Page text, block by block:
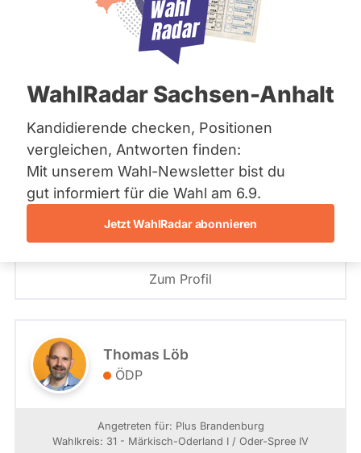
Bremen
Hamburg
Mecklenburg-Vorpommern
Nordrhein-Westfalen
Saarland
Sachsen
Sachsen-Anhalt
Schleswig-Holstein
Thüringen
WahlRadar Sachsen-Anhalt
Kandidierende checken, Positionen
vergleichen, Antworten finden:
Mit unserem Wahl-Newsletter bist du
gut informiert für die Wahl am 6.9.
Jetzt WahlRadar abonnieren
Plus Brandenburg
Wahlkreis
- Alle -
Wahlliste
- Alle -
Plus Brandenburg
André Preylowski
Volt
Angetreten für: Plus Brandenburg
Wahlkreis: 7 - Oberhavel I
Zum Profil
Thomas Löb
ÖDP
Angetreten für: Plus Brandenburg
Wahlkreis: 31 - Märkisch-Oderland I / Oder-Spree IV